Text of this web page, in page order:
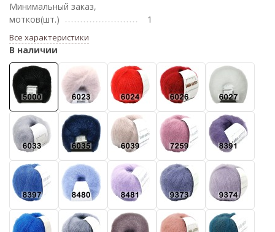
Минимальный заказ,
мотков(шт.)
1
Все характеристики
В наличии